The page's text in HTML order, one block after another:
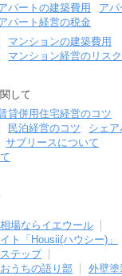
パートの建築費用
アパ
パート経営の税金
マンションの建築費用
マンション経営のリスク
して
貸併用住宅経営のコツ
民泊経営のコツ
シェ
サブリースについて
場ならイエウール
ト「Housii(ハウシー)」
テップ
うちの語り部
外壁塗